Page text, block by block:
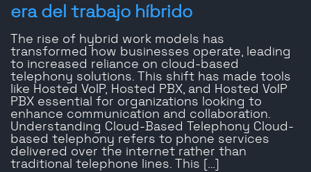
era del trabajo híbrido
The rise of hybrid work models has
transformed how businesses operate, leading
to increased reliance on cloud-based
telephony solutions. This shift has made tools
like Hosted VoIP, Hosted PBX, and Hosted VoIP
PBX essential for organizations looking to
enhance communication and collaboration.
Understanding Cloud-Based Telephony Cloud-
based telephony refers to phone services
delivered over the internet rather than
traditional telephone lines. This […]